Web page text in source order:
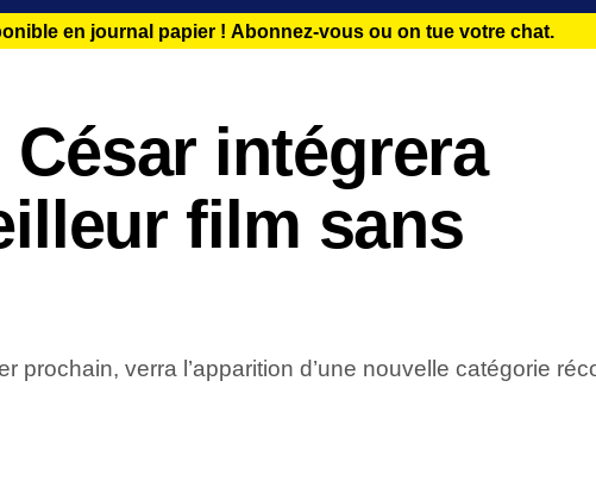
en journal papier ! Abonnez-vous ou on tue votre chat.
intégrera
film sans
prochain, verra l’apparition d’une nouvelle catégorie